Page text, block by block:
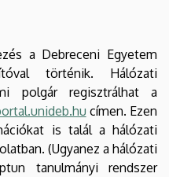
a Debreceni Egyetem
történik. Hálózati
polgár regisztrálhat a
címen. Ezen
is talál a hálózati
(Ugyanez a hálózati
tanulmányi rendszer